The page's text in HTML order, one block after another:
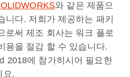
와 같은 제품으
니다. 저희가 제공하는 패키
로써 제조 회사는 워크 플로
용을 절감 할 수 있습니다.
2018에 참가히시어 필요한
요.